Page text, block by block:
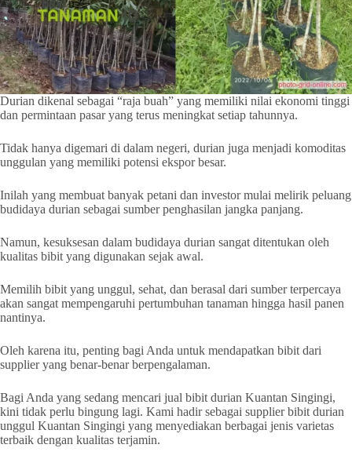
Durian dikenal sebagai “raja buah” yang memiliki nilai ekonomi tinggi
dan permintaan pasar yang terus meningkat setiap tahunnya.
Tidak hanya digemari di dalam negeri, durian juga menjadi komoditas
unggulan yang memiliki potensi ekspor besar.
Inilah yang membuat banyak petani dan investor mulai melirik peluang
budidaya durian sebagai sumber penghasilan jangka panjang.
Namun, kesuksesan dalam budidaya durian sangat ditentukan oleh
kualitas bibit yang digunakan sejak awal.
Memilih bibit yang unggul, sehat, dan berasal dari sumber terpercaya
akan sangat mempengaruhi pertumbuhan tanaman hingga hasil panen
nantinya.
Oleh karena itu, penting bagi Anda untuk mendapatkan bibit dari
supplier yang benar-benar berpengalaman.
Bagi Anda yang sedang mencari jual bibit durian Kuantan Singingi,
kini tidak perlu bingung lagi. Kami hadir sebagai supplier bibit durian
unggul Kuantan Singingi yang menyediakan berbagai jenis varietas
terbaik dengan kualitas terjamin.